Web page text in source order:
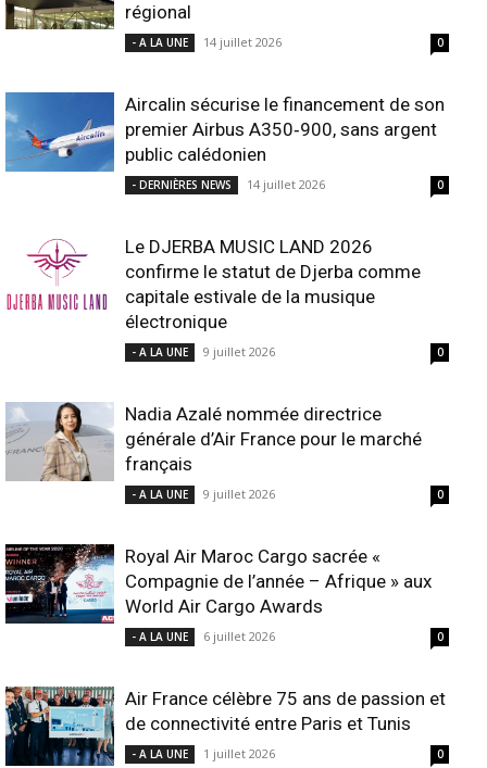
régional
- A LA UNE 14 juillet 2026 0
Aircalin sécurise le financement de son
premier Airbus A350‑900, sans argent
public calédonien
- DERNIÈRES NEWS 14 juillet 2026 0
Le DJERBA MUSIC LAND 2026
confirme le statut de Djerba comme
capitale estivale de la musique
électronique
- A LA UNE 9 juillet 2026 0
Nadia Azalé nommée directrice
générale d’Air France pour le marché
français
- A LA UNE 9 juillet 2026 0
Royal Air Maroc Cargo sacrée «
Compagnie de l’année – Afrique » aux
World Air Cargo Awards
- A LA UNE 6 juillet 2026 0
Air France célèbre 75 ans de passion et
de connectivité entre Paris et Tunis
- A LA UNE 1 juillet 2026 0